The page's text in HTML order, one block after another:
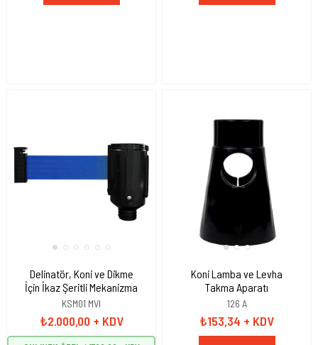
Delinatör, Koni ve Dikme
İçin İkaz Şeritli Mekanizma
KSM01 MVI
₺2.000,00 + KDV
Koni Lamba ve Levha
Takma Aparatı
126 A
₺153,34 + KDV